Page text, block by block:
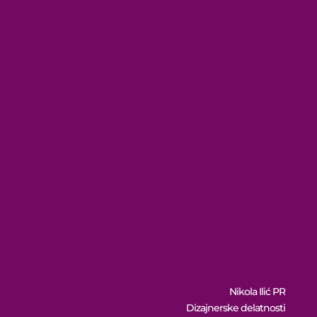
Nikola Ilić PR
Dizajnerske delatnosti